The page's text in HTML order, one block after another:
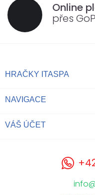
Online
přes
HRAČKY ITASPA
NAVIGACE
VÁŠ ÚČET